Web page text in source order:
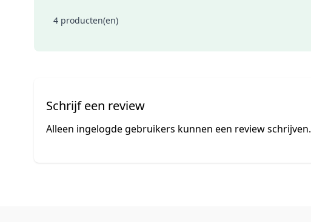
4 producten(en)
Schrijf een review
Alleen ingelogde gebruikers kunnen een review schrijven.